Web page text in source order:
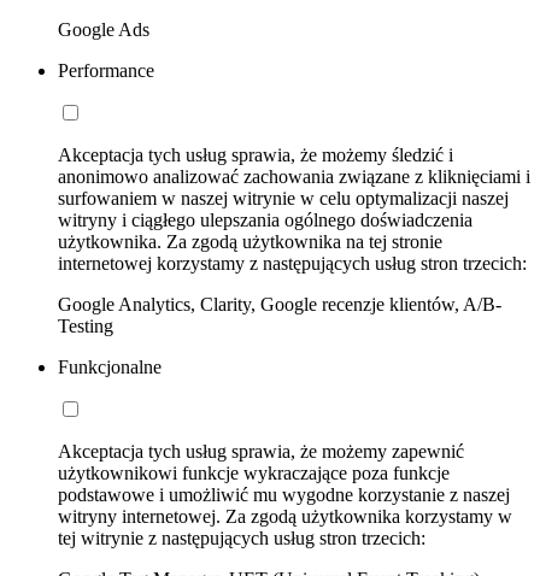
Google Ads
Performance
Akceptacja tych usług sprawia, że możemy śledzić i
anonimowo analizować zachowania związane z kliknięciami i
surfowaniem w naszej witrynie w celu optymalizacji naszej
witryny i ciągłego ulepszania ogólnego doświadczenia
użytkownika. Za zgodą użytkownika na tej stronie
internetowej korzystamy z następujących usług stron trzecich:
Google Analytics, Clarity, Google recenzje klientów, A/B-
Testing
Funkcjonalne
Akceptacja tych usług sprawia, że możemy zapewnić
użytkownikowi funkcje wykraczające poza funkcje
podstawowe i umożliwić mu wygodne korzystanie z naszej
witryny internetowej. Za zgodą użytkownika korzystamy w
tej witrynie z następujących usług stron trzecich: